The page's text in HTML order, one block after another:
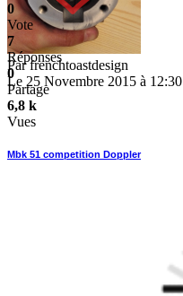
Parfrenchtoastdesign
Le 25 Novembre 2015 à 12:30
0
Vote
7
Réponses
0
Partage
6,8 k
Vues
Mbk 51 competition Doppler